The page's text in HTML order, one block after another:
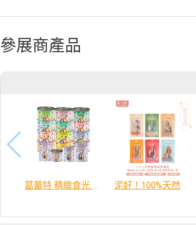
參展商產品
葛蕾特 精緻食光 主食貓罐、貓餐包 泥好！100%天然營養蔬果肉泥